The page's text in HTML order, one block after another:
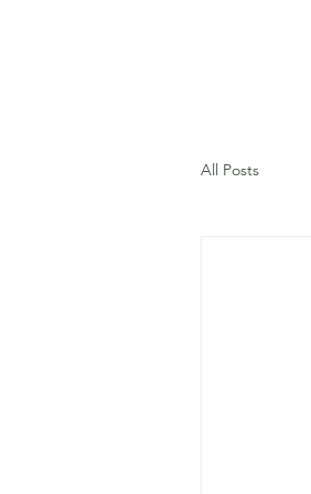
All Posts